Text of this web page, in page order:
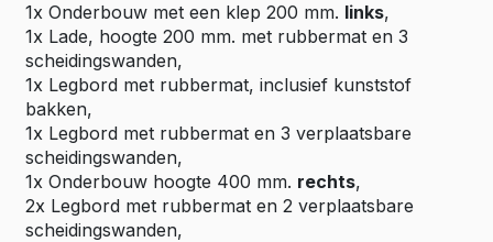
1x Onderbouw met een klep 200 mm. links,
1x Lade, hoogte 200 mm. met rubbermat en 3
scheidingswanden,
1x Legbord met rubbermat, inclusief kunststof
bakken,
1x Legbord met rubbermat en 3 verplaatsbare
scheidingswanden,
1x Onderbouw hoogte 400 mm. rechts,
2x Legbord met rubbermat en 2 verplaatsbare
scheidingswanden,